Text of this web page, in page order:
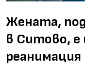
Жената,
в Ситово, е
реанимация